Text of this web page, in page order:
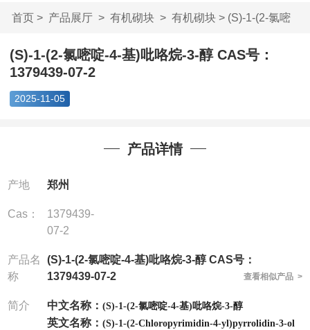
首页> 产品展厅> 有机砌块> 有机砌块> (S)-1-(2-氯嘧
啶-4-基)吡咯烷-...
(S)-1-(2-氯嘧啶-4-基)吡咯烷-3-醇 CAS号：
1379439-07-2
2025-11-05
产品详情
产地 郑州
Cas：
1379439-
07-2
产品名
称
(S)-1-(2-氯嘧啶-4-基)吡咯烷-3-醇 CAS号：
1379439-07-2
查看相似产品 >
简介 中文名称： (S)-1-(2-氯嘧啶-4-基)吡咯烷-3-醇
英文名称： (S)-1-(2-Chloropyrimidin-4-yl)pyrrolidin-3-ol